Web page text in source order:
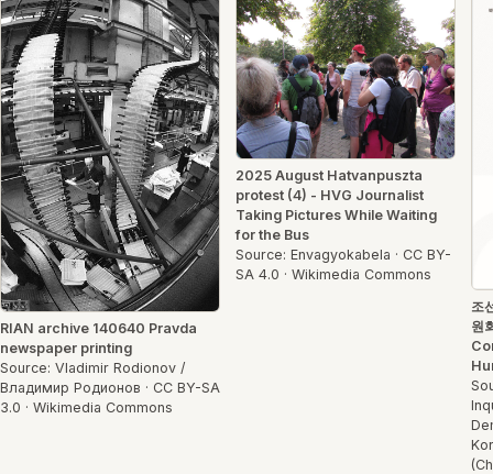
RIAN archive 140640 Pravda
newspaper printing
Source: Vladimir Rodionov /
Владимир Родионов · CC BY-SA
3.0 · Wikimedia Commons
2025 August Hatvanpuszta
protest (4) - HVG Journalist
Taking Pictures While Waiting
for the Bus
Source: Envagyokabela · CC BY-
SA 4.0 · Wikimedia Commons
조
원